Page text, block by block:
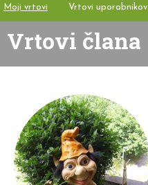
Moji vrtovi Vrtovi uporabnikov
Vrtovi člana